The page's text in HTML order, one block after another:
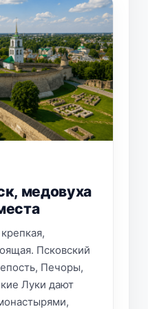
медовуха
Псковский
Печоры,
Луки дают